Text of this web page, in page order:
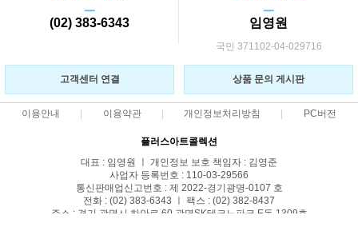
ㅡ
(02) 383-6343
ㅡ
임영원
국민 371102-04-029716
고객센터 연결 상품 문의 게시판
이용안내 이용약관 개인정보처리방침 PC버전
플러스아트콜렉션
대표 : 임영원 ㅣ 개인정보 보호 책임자 : 김영준
사업자 등록번호 : 110-03-29566
통신판매업신고번호 : 제 2022-경기광명-0107 호
전화 : (02) 383-6343 ㅣ 팩스 : (02) 382-8437
주소 : 경기 광명시 하안로 60 광명SK테크노파크 E동 1309호